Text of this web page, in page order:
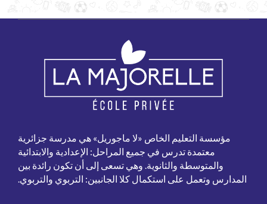
مؤسسة التعليم الخاص «لا ماجوريل» هي مدرسة جزائرية
معتمدة تدرس في جميع المراحل: الإعدادية والابتدائية
والمتوسطة والثانوية. وهي تسعى إلى أن تكون رائدة بين
المدارس وتعمل على استكمال كلا الجانبين: التربوي والتربوي.